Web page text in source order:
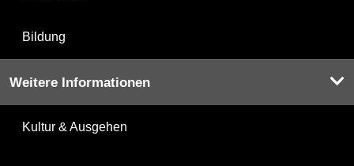
Bildung
Weitere Informationen
Kultur & Ausgehen